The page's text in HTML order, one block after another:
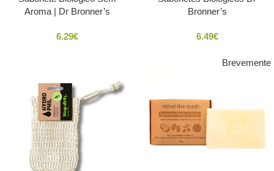
Aroma | Dr Bronner’s
6.29€
Bronner’s
6.49€
Brevemente